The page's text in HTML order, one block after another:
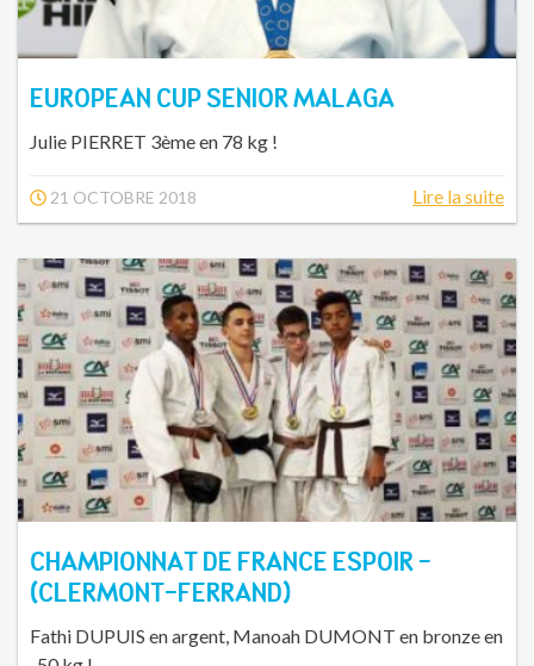
EUROPEAN CUP SENIOR MALAGA
Julie PIERRET 3ème en 78 kg !
21 OCTOBRE 2018 Lire la suite
CHAMPIONNAT DE FRANCE ESPOIR -
(CLERMONT-FERRAND)
Fathi DUPUIS en argent, Manoah DUMONT en bronze en